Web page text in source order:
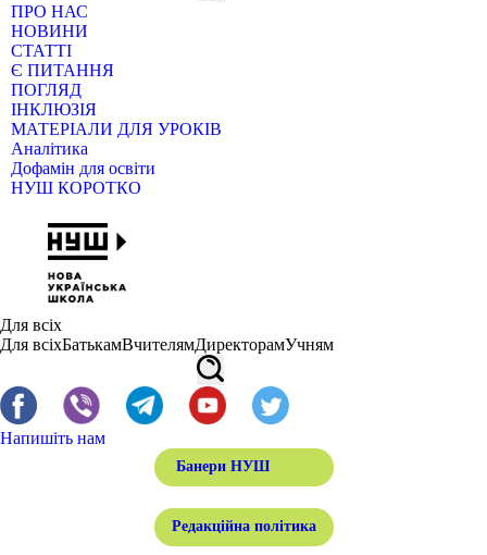
ПРО НАС
НОВИНИ
СТАТТІ
Є ПИТАННЯ
ПОГЛЯД
ІНКЛЮЗІЯ
МАТЕРІАЛИ ДЛЯ УРОКІВ
Аналітика
Дофамін для освіти
НУШ КОРОТКО
Для всіх
Для всіхБатькамВчителямДиректорамУчням
Напишіть нам
Банери НУШ
Редакційна політика